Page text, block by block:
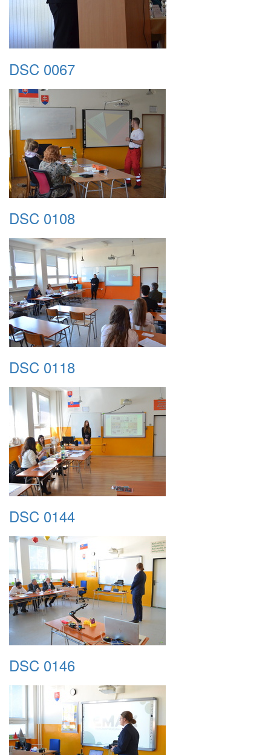
DSC 0067
DSC 0108
DSC 0118
DSC 0144
DSC 0146